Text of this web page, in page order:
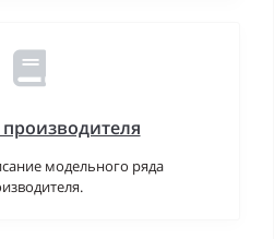
производителя
модельного ряда